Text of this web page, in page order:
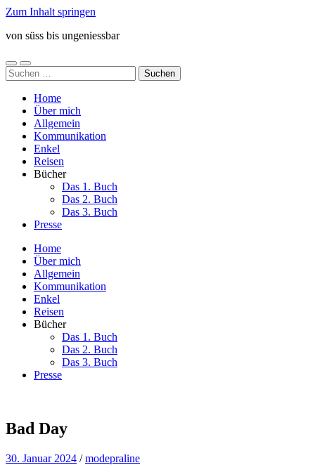
Zum Inhalt springen
von süss bis ungeniessbar
Mobile-
Menü
Suchfeld
ein-/ausblenden
Suchen
nach:
Home
Über mich
Allgemein
Kommunikation
Enkel
Reisen
Bücher
Das 1. Buch
Das 2. Buch
Das 3. Buch
Presse
Home
Über mich
Allgemein
Kommunikation
Enkel
Reisen
Bücher
Das 1. Buch
Das 2. Buch
Das 3. Buch
Presse
Bad Day
30. Januar 2024 /modepraline